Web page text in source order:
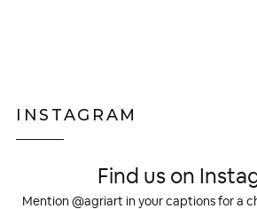
INSTAGRAM
Find us on
Mention @agriart in your captions for a